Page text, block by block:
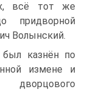
всё тот же
придворной
Волынский.
был казнён по
измене и